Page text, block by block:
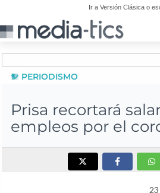
Ir a Versión Clásica o
PERIODISMO
Prisa recortará
empleos por el